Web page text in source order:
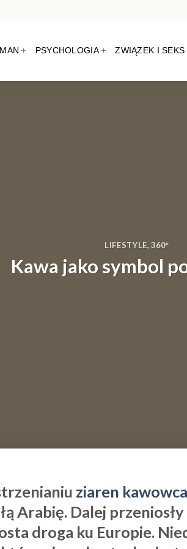
PSYCHOLOGIA ZWIĄZEK I SEKS
LIFESTYLE,360°
Kawa jako symbol
ziaren kawowca
Arabię. Dalej przeniosły
droga ku Europie.